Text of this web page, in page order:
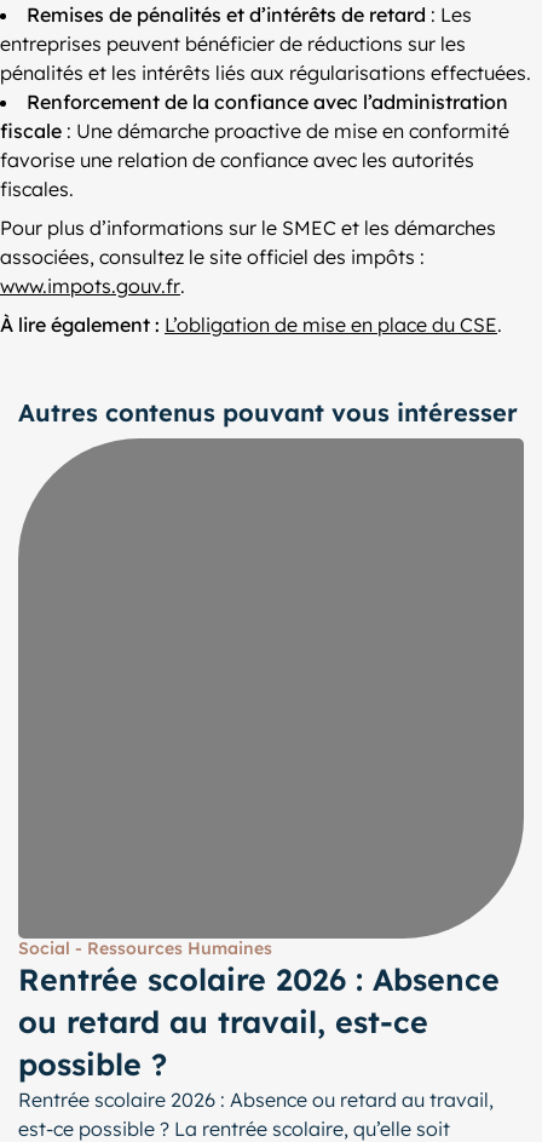
Remises de pénalités et d’intérêts de retard : Les
entreprises peuvent bénéficier de réductions sur les
pénalités et les intérêts liés aux régularisations effectuées.
Renforcement de la confiance avec l’administration
fiscale : Une démarche proactive de mise en conformité
favorise une relation de confiance avec les autorités
fiscales.
Pour plus d’informations sur le SMEC et les démarches
associées, consultez le site officiel des impôts :
www.impots.gouv.fr.
À lire également : L’obligation de mise en place du CSE.
Autres contenus pouvant vous intéresser
Social - Ressources Humaines
Rentrée scolaire 2026 : Absence
ou retard au travail, est-ce
possible ?
Rentrée scolaire 2026 : Absence ou retard au travail,
est-ce possible ? La rentrée scolaire, qu’elle soit